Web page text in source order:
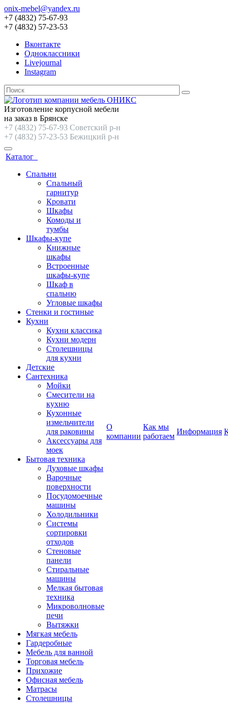
onix-mebel@yandex.ru
+7 (4832) 75-67-93
+7 (4832) 57-23-53
Вконтакте
Одноклассники
Livejournal
Instagram
Изготовление корпусной мебели
на заказ в Брянске
+7 (4832) 75-67-93 Советский р-н
+7 (4832) 57-23-53 Бежицкий р-н
Каталог
Спальни
Спальный
гарнитур
Кровати
Шкафы
Комоды и
тумбы
Шкафы-купе
Книжные
шкафы
Встроенные
шкафы-купе
Шкаф в
спальню
Угловые шкафы
Стенки и гостиные
Кухни
Кухни классика
Кухни модерн
Столешницы
для кухни
Детские
Сантехника
Мойки
Смесители на
кухню
Кухонные
измельчители
для раковины
Аксессуары для
моек
Бытовая техника
Духовые шкафы
Варочные
поверхности
Посудомоечные
машины
Холодильники
Системы
сортировки
отходов
Стеновые
панели
Стиральные
машины
Мелкая бытовая
техника
Микроволновые
печи
Вытяжки
Мягкая мебель
Гардеробные
Мебель для ванной
Торговая мебель
Прихожие
Офисная мебель
Матрасы
Столешницы
О
компании
Как мы
работаем
Информация